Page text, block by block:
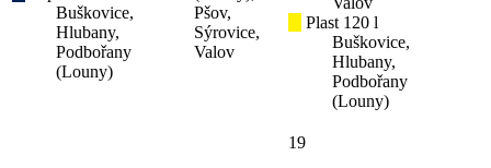
Buškovice,
Hlubany,
Podbořany
(Louny)
Pšov,
Sýrovice,
Valov
Plast 120 l
Buškovice,
Hlubany,
Podbořany
(Louny)
19